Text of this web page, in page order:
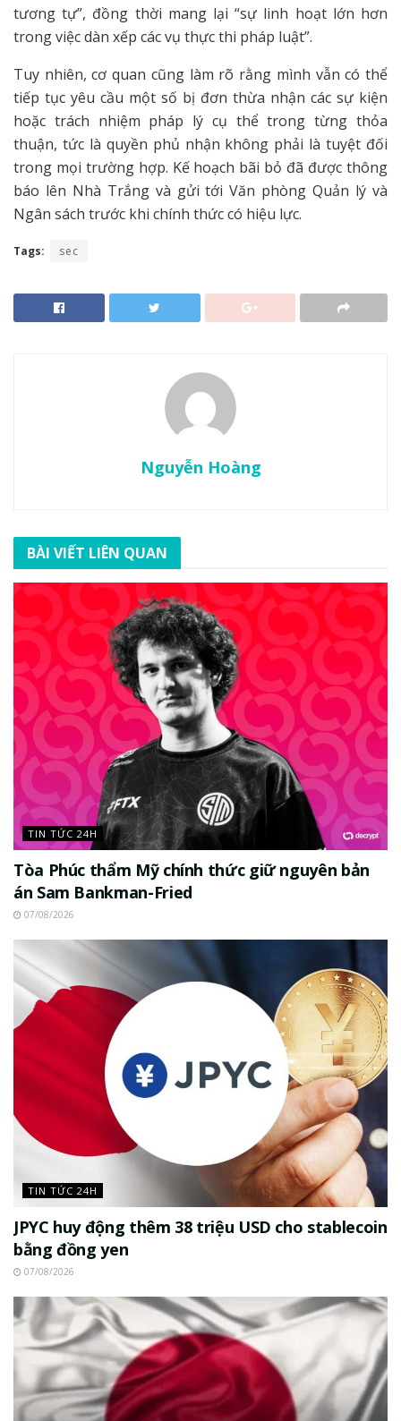
tương tự”, đồng thời mang lại “sự linh hoạt lớn hơn
trong việc dàn xếp các vụ thực thi pháp luật”.
Tuy nhiên, cơ quan cũng làm rõ rằng mình vẫn có thể
tiếp tục yêu cầu một số bị đơn thừa nhận các sự kiện
hoặc trách nhiệm pháp lý cụ thể trong từng thỏa
thuận, tức là quyền phủ nhận không phải là tuyệt đối
trong mọi trường hợp. Kế hoạch bãi bỏ đã được thông
báo lên Nhà Trắng và gửi tới Văn phòng Quản lý và
Ngân sách trước khi chính thức có hiệu lực.
Tags: sec
Nguyễn Hoàng
BÀI VIẾT LIÊN QUAN
TIN TỨC 24H
Tòa Phúc thẩm Mỹ chính thức giữ nguyên bản
án Sam Bankman-Fried
07/08/2026
TIN TỨC 24H
JPYC huy động thêm 38 triệu USD cho stablecoin
bằng đồng yen
07/08/2026